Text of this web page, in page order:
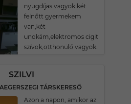
nyugdíjas vagyok két
felnőtt gyermekem
van,két
unokám,elektromos cigit
szívok,otthonülő vagyok.
SZILVI
TÁRSKERESŐ
Azon a napon, amikor az